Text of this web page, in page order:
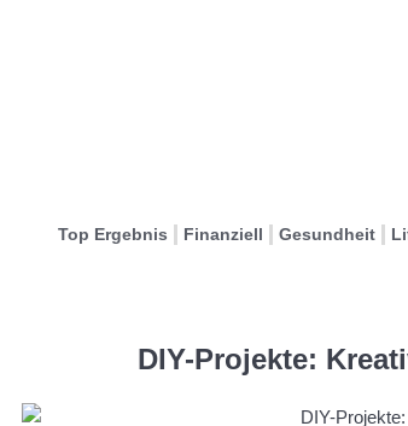
Top Ergebnis Finanziell Gesundheit
DIY-Projekte: